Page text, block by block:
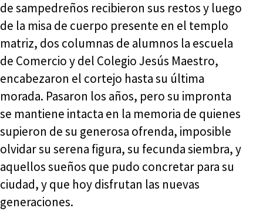
de sampedreños recibieron sus restos y luego
de la misa de cuerpo presente en el templo
matriz, dos columnas de alumnos la escuela
de Comercio y del Colegio Jesús Maestro,
encabezaron el cortejo hasta su última
morada. Pasaron los años, pero su impronta
se mantiene intacta en la memoria de quienes
supieron de su generosa ofrenda, imposible
olvidar su serena figura, su fecunda siembra, y
aquellos sueños que pudo concretar para su
ciudad, y que hoy disfrutan las nuevas
generaciones.